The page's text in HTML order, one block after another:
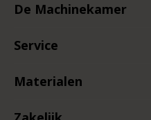
De Machinekamer
Service
Materialen